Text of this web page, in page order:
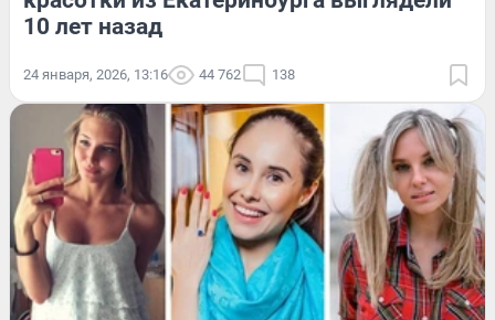
10 лет назад
24 января, 2026, 13:16 44 762 138